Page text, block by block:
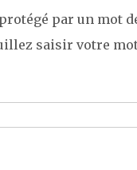
par un mot
saisir votre